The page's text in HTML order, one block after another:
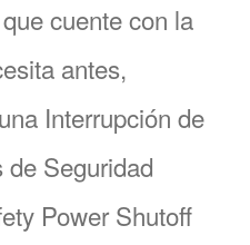
cuente con la
antes,
Interrupción de
de Seguridad
Power Shutoff